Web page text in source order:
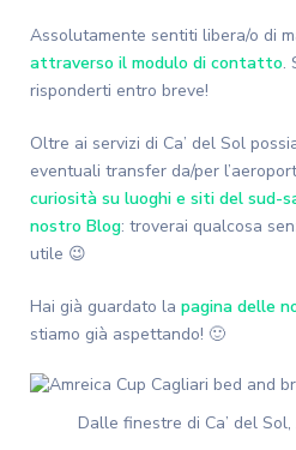
Assolutamente sentiti libera/o di
attraverso il modulo di contatto.
risponderti entro breve!
Oltre ai servizi di Ca’ del Sol
eventuali transfer da/per
curiosità su luoghi e siti del sud-
nostro Blog: troverai qualcosa
utile 😉
Hai già guardato la pagina delle
stiamo già aspettando! 🙂
Dalle finestre di Ca’ del